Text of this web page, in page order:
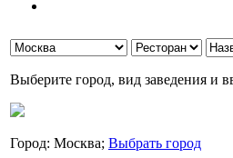
Выберите город, вид заведения и
Город: Москва; Выбрать город